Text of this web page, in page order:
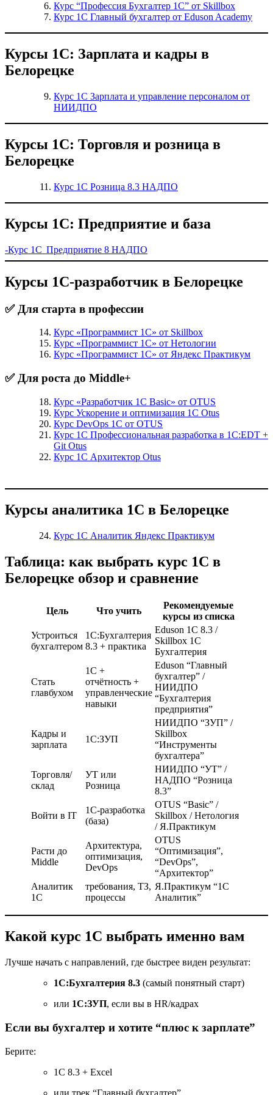
Курс “Профессия Бухгалтер 1С” от Skillbox
Курс 1С Главный бухгалтер от Eduson Academy
Курсы 1С: Зарплата и кадры в
Белорецке
Курс 1С Зарплата и управление персоналом от
НИИДПО
Курсы 1С: Торговля и розница в
Белорецке
Курс 1С Розница 8.3 НАДПО
Курсы 1С: Предприятие и база
-Курс 1С Предприятие 8 НАДПО
Курсы 1С-разработчик в Белорецке
✅ Для старта в профессии
Курс «Программист 1С» от Skillbox
Курс «Программист 1С» от Нетологии
Курс «Программист 1С» от Яндекс Практикум
✅ Для роста до Middle+
Курс «Разработчик 1С Basic» от OTUS
Курс Ускорение и оптимизация 1С Otus
Курс DevOps 1С от OTUS
Курс 1С Профессиональная разработка в 1С:EDT +
Git Otus
Курс 1С Архитектор Otus
Курсы аналитика 1С в Белорецке
Курс 1С Аналитик Яндекс Практикум
Таблица: как выбрать курс 1С в
Белорецке обзор и сравнение
Цель Что учить
Рекомендуемые
курсы из списка
Устроиться
бухгалтером
1С:Бухгалтерия
8.3 + практика
Eduson 1С 8.3 /
Skillbox 1С
Бухгалтерия
Стать
главбухом
1С +
отчётность +
управленческие
навыки
Eduson “Главный
бухгалтер” /
НИИДПО
“Бухгалтерия
предприятия”
Кадры и
зарплата
1С:ЗУП
НИИДПО “ЗУП” /
Skillbox
“Инструменты
бухгалтера”
Торговля/
склад
УТ или
Розница
НИИДПО “УТ” /
НАДПО “Розница
8.3”
Войти в IT
1С-разработка
(база)
OTUS “Basic” /
Skillbox / Нетология
/ Я.Практикум
Расти до
Middle
Архитектура,
оптимизация,
DevOps
OTUS
“Оптимизация”,
“DevOps”,
“Архитектор”
Аналитик
1С
требования, ТЗ,
процессы
Я.Практикум “1С
Аналитик”
Какой курс 1С выбрать именно вам
Лучше начать с направлений, где быстрее виден результат:
1С:Бухгалтерия 8.3 (самый понятный старт)
или 1С:ЗУП, если вы в HR/кадрах
Если вы бухгалтер и хотите “плюс к зарплате”
Берите:
1С 8.3 + Excel
или трек “Главный бухгалтер”